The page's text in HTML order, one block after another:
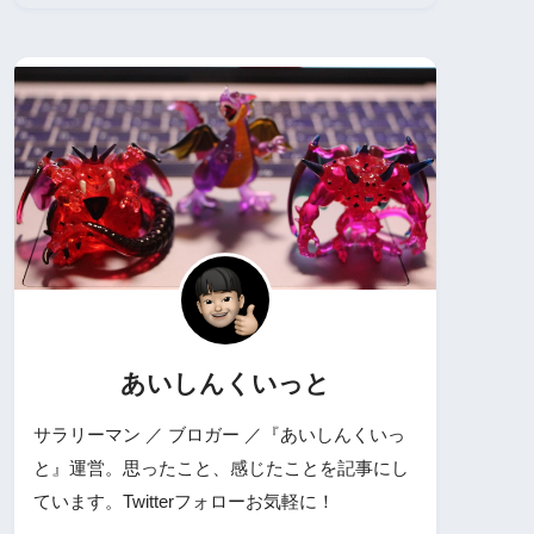
あいしんくいっと
サラリーマン ／ ブロガー ／『あいしんくいっ
と』運営。思ったこと、感じたことを記事にし
ています。Twitterフォローお気軽に！